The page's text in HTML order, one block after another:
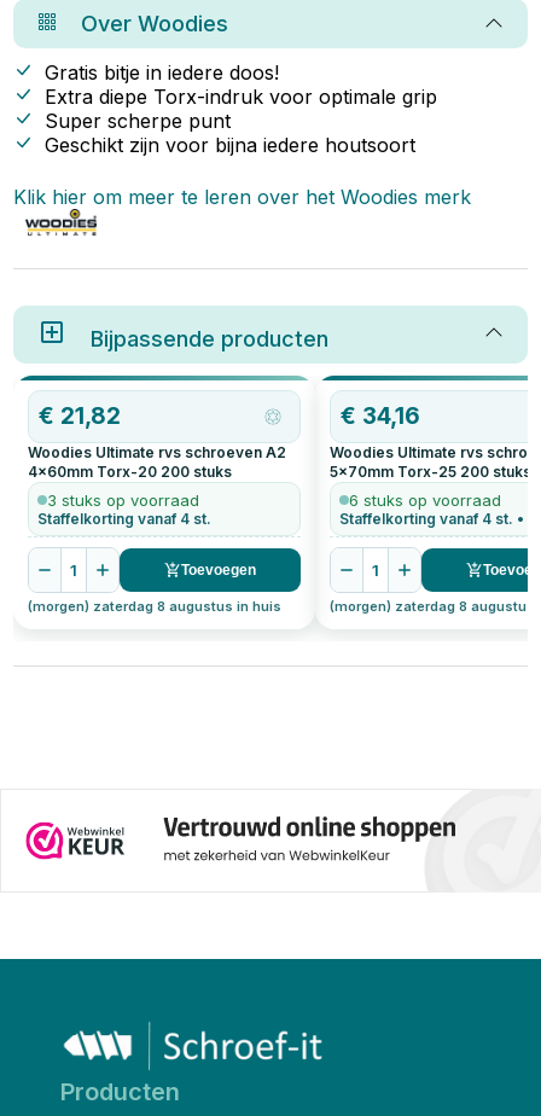
keuze is.
OverWoodies
Gratis bitje in iedere doos!
Extra diepe Torx-indruk voor optimale grip
Super scherpe punt
Geschikt zijn voor bijna iedere houtsoort
Klik hier om meer te leren over hetWoodies merk
Bijpassende producten
€ 21,82
Woodies Ultimate rvs schroeven A2
4x60mm Torx-20 200 stuks
3 stuks op voorraad
Staffelkorting vanaf 4 st.
1 Toevoegen
(morgen) zaterdag 8 augustus in huis
€ 34,16
Woodies Ultimate rvs
5x70mm Torx-25 200 stuks
6 stuks op voorraad
1
(morgen) zaterdag 8 augustus
Producten